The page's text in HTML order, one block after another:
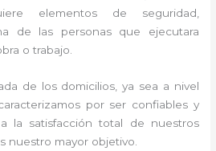
elementos de seguridad,
de las personas que ejecutara
o trabajo.
de los domicilios, ya sea a nivel
por ser confiables y
la satisfacción total de nuestros
nuestro mayor objetivo.